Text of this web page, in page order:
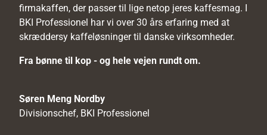
firmakaffen, der passer til lige netop jeres kaffesmag. I
BKI Professionel har vi over 30 års erfaring med at
skræddersy kaffeløsninger til danske virksomheder.
Fra bønne til kop - og hele vejen rundt om.
Søren Meng Nordby
Divisionschef, BKI Professionel